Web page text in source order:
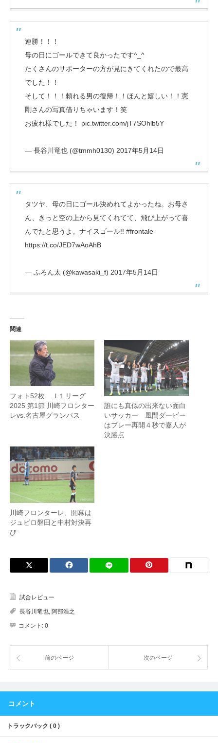
連勝！！！
母の日にゴールできて良かったです^_^
たくさんのサポーターの方が見にきてくれたので最高
でした！！
そして！！！頼れる男の復帰！！ほんと嬉しい！！憲
剛さんの写真借りちゃいます！笑
お疲れ様でした！ pic.twitter.com/jT7SOhlb5Y
— 長谷川竜也 (@tmmh0130) 2017年5月14日
タツヤ、母の日にゴール決めれてよかったね。お母さ
ん、きっと空の上から見てくれてて、飛び上がって喜
んでたと思うよ。ナイスゴール!! #frontale
https://t.co/JED7wAoAhB
— ふろん太 (@kawasaki_f) 2017年5月14日
関連
フォト52枚 Ｊ１リーグ
2025 第1節 川崎フロンター
レvs.名古屋グランパス
誰にも真似の出来ない面白
いサッカー 風間ダービー
はプレー再開４秒で嘉人が
決勝点
川崎フロンターレ、開幕は
ジュビロ磐田と中村対決再
び
試合レビュー
長谷川竜也 阿部浩之
コメント: 0
前のページ 次のページ
コメント
トラックバック ( 0 )